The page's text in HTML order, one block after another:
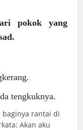
pokok yang
tengkuknya.
baginya rantai di
Akan aku